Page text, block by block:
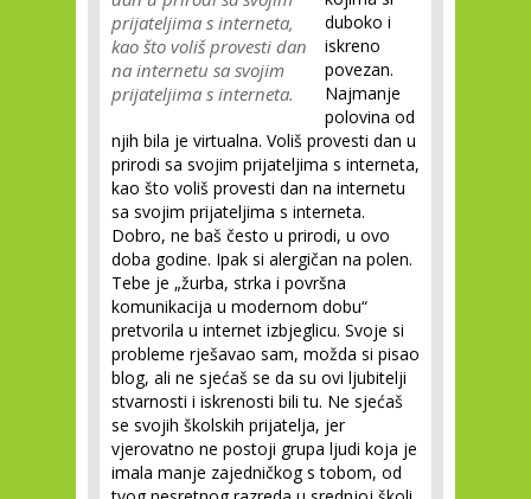
prijateljima s interneta,
kao što voliš provesti dan
na internetu sa svojim
prijateljima s interneta.
duboko i
iskreno
povezan.
Najmanje
polovina od
njih bila je virtualna. Voliš provesti dan u
prirodi sa svojim prijateljima s interneta,
kao što voliš provesti dan na internetu
sa svojim prijateljima s interneta.
Dobro, ne baš često u prirodi, u ovo
doba godine. Ipak si alergičan na polen.
Tebe je „žurba, strka i površna
komunikacija u modernom dobu“
pretvorila u internet izbjeglicu. Svoje si
probleme rješavao sam, možda si pisao
blog, ali ne sjećaš se da su ovi ljubitelji
stvarnosti i iskrenosti bili tu. Ne sjećaš
se svojih školskih prijatelja, jer
vjerovatno ne postoji grupa ljudi koja je
imala manje zajedničkog s tobom, od